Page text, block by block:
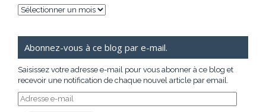
Archives
Abonnez-vous à ce blog par e-mail.
Saisissez votre adresse e-mail pour vous abonner à ce blog et
recevoir une notification de chaque nouvel article par email.
Adresse
e-